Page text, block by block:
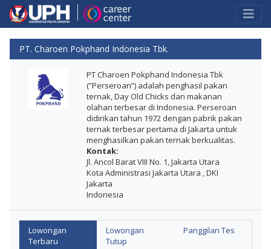
PT. Charoen Pokphand Indonesia Tbk.
PT Charoen Pokphand Indonesia Tbk
(”Perseroan”) adalah penghasil pakan
ternak, Day Old Chicks dan makanan
olahan terbesar di Indonesia. Perseroan
didirikan tahun 1972 dengan pabrik pakan
ternak terbesar pertama di Jakarta untuk
menghasilkan pakan ternak berkualitas.
Kontak:
Jl. Ancol Barat VIII No. 1, Jakarta Utara
Kota Administrasi Jakarta Utara , DKI
Jakarta
Indonesia
Lowongan
Terbaru
Lowongan
Tutup
Panggilan Tes